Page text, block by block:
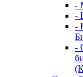
-
-
-
-